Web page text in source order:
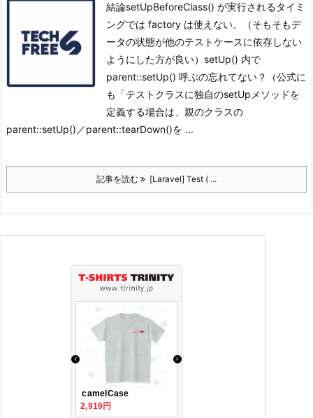
結論setUpBeforeClass() が実行されるタイミ
ングでは factory は使えない。（そもそもデ
ータの状態が他のテストケースに依存しない
ようにした方が良い） setUp() 内で
parent::setUp() 呼ぶの忘れてない？（公式に
も「テストクラスに独自のsetUpメソッドを
定義する場合は、親のクラスの
parent::setUp()／parent::tearDown()を ...
記事を読む [Laravel] Test ( ...